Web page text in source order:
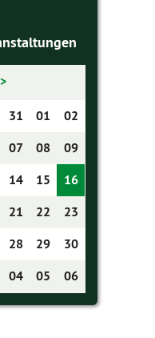
>
31 01
02
07 08
09
14 15
16
21 22
23
28 29
30
04 05 06